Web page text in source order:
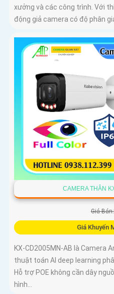
xưởng và các công trình. Với
động giả camera có độ phân
CAMERA THÂN
Giá
Giá Khuyến
KX-CD2005MN-AB là Camera
thuật toán AI deep learning
Hỗ trợ POE không cần dây
hình...